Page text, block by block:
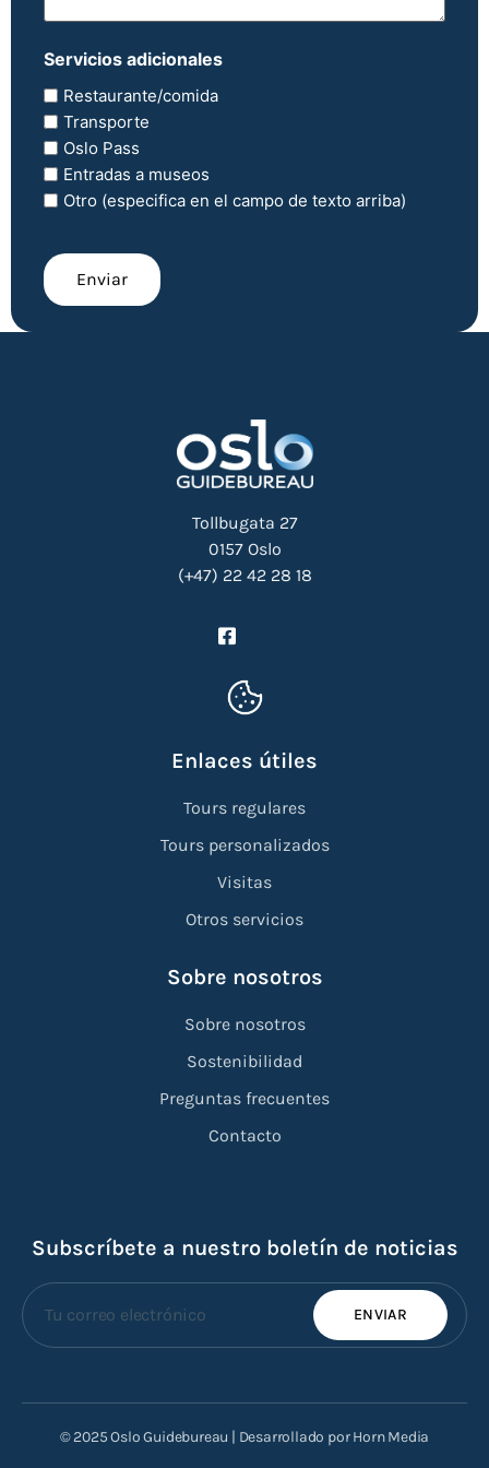
Servicios adicionales
Restaurante/comida
Transporte
Oslo Pass
Entradas a museos
Otro (especifica en el campo de texto arriba)
Enviar
Tollbugata 27
0157 Oslo
(+47) 22 42 28 18
Enlaces útiles
Tours regulares
Tours personalizados
Visitas
Otros servicios
Sobre nosotros
Sobre nosotros
Sostenibilidad
Preguntas frecuentes
Contacto
Subscríbete a nuestro boletín de noticias
ENVIAR
© 2025 Oslo Guidebureau | Desarrollado por Horn Media